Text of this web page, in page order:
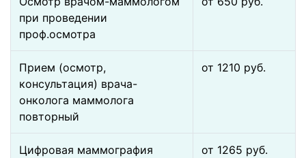
при проведении
проф.осмотра
Прием (осмотр,
консультация) врача-
онколога маммолога
повторный
от 1210 pуб.
Цифровая маммография
от 1265 pуб.